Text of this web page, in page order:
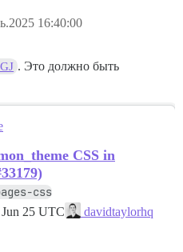
16:40:00
. Это должно быть
CSS in
css
25 UTC
davidtaylorhq